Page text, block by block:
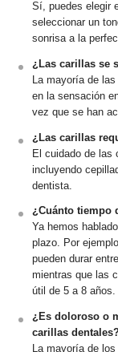
Sí, puedes elegir
seleccionar un
sonrisa a la
¿Las carillas se
La mayoría de
en la sensación
vez que se han
¿Las carillas
El cuidado de las
incluyendo
dentista.
¿Cuánto tiempo
Ya hemos
plazo. Por
pueden durar
mientras que las
útil de 5 a 8 años.
¿Es doloroso o
carillas
La mayoría de